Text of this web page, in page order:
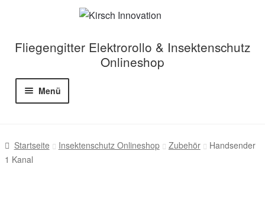
Navigation
Inhalt
Fliegengitter Elektrorollo & Insektenschutz
Onlineshop
Menü
Fliegengitter Elektrorollo
Startseite Insektenschutz Onlineshop Zubehör
Handsender
1 Kanal